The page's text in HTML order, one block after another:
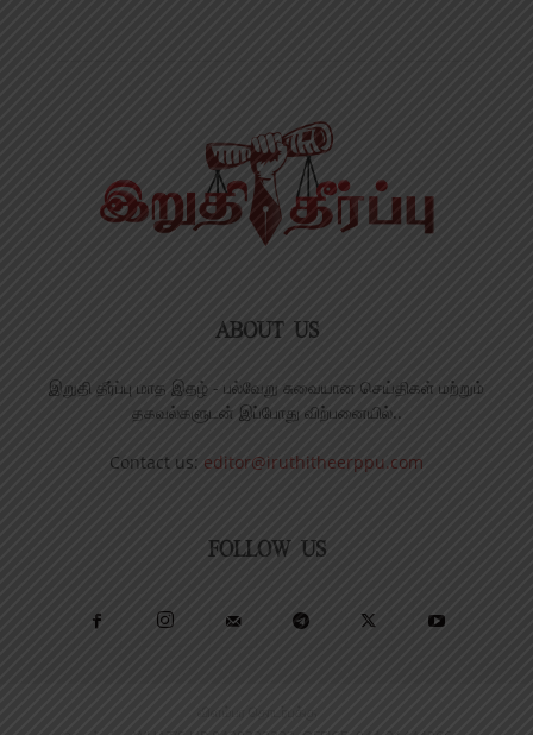
ABOUT US
இறுதி தீர்ப்பு மாத இதழ் - பல்வேறு சுவையான செய்திகள் மற்றும்
தகவல்களுடன் இப்போது விற்பனையில்..
Contact us: editor@iruthitheerppu.com
FOLLOW US